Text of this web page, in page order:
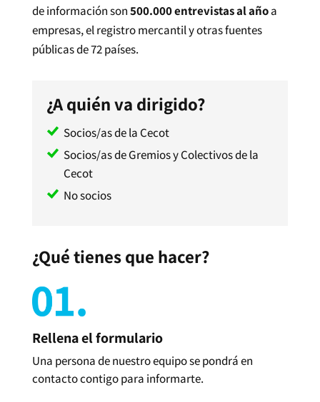
de información son500.000 entrevistas al añoa
empresas, el registro mercantil y otras fuentes
públicas de 72 países.
¿A quién va dirigido?
Socios/as de la Cecot
Socios/as de Gremios y Colectivos de la
Cecot
No socios
¿Qué tienes que hacer?
Rellena el formulario
Una persona de nuestro equipo se pondrá en
contacto contigo para informarte.